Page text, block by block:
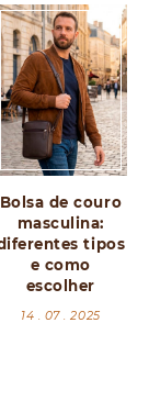
Bolsa de couro
masculina:
tipos
e como
escolher
14 . 07 . 2025